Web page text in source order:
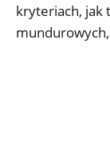
kryteriach, jak